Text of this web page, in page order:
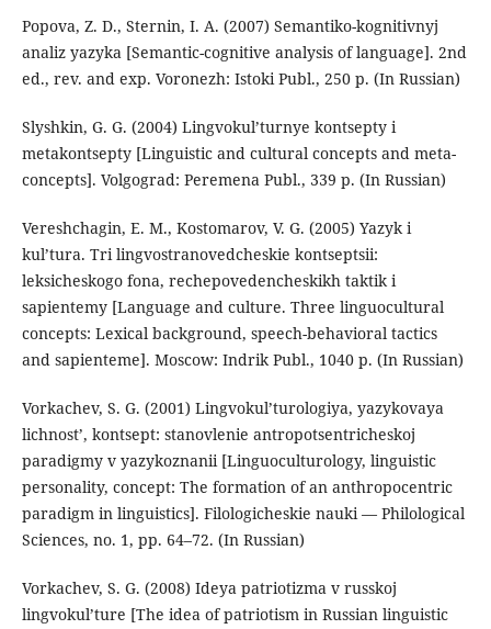
Popova, Z. D., Sternin, I. A. (2007) Semantiko-kognitivnyj
analiz yazyka [Semantic-cognitive analysis of language]. 2nd
ed., rev. and exp. Voronezh: Istoki Publ., 250 p. (In Russian)
Slyshkin, G. G. (2004) Lingvokul’turnye kontsepty i
metakontsepty [Linguistic and cultural concepts and meta-
concepts]. Volgograd: Peremena Publ., 339 p. (In Russian)
Vereshchagin, E. M., Kostomarov, V. G. (2005) Yazyk i
kul’tura. Tri lingvostranovedcheskie kontseptsii:
leksicheskogo fona, rechepovedencheskikh taktik i
sapientemy [Language and culture. Three linguocultural
concepts: Lexical background, speech-behavioral tactics
and sapienteme]. Moscow: Indrik Publ., 1040 p. (In Russian)
Vorkachev, S. G. (2001) Lingvokul’turologiya, yazykovaya
lichnost’, kontsept: stanovlenie antropotsentricheskoj
paradigmy v yazykoznanii [Linguoculturology, linguistic
personality, concept: The formation of an anthropocentric
paradigm in linguistics]. Filologicheskie nauki — Philological
Sciences, no. 1, pp. 64–72. (In Russian)
Vorkachev, S. G. (2008) Ideya patriotizma v russkoj
lingvokul’ture [The idea of patriotism in Russian linguistic